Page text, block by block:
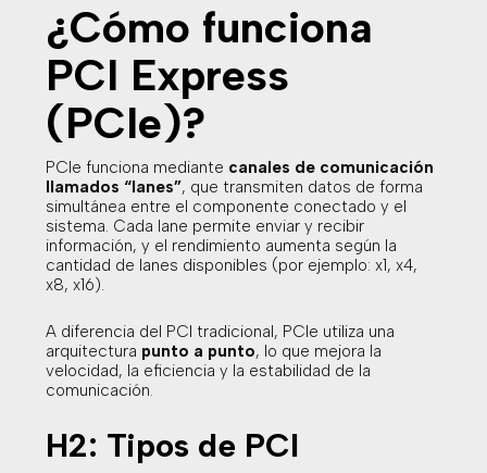
¿Cómo funciona
PCI Express
(PCIe)?
PCIe funciona mediante canales de comunicación
llamados “lanes”, que transmiten datos de forma
simultánea entre el componente conectado y el
sistema. Cada lane permite enviar y recibir
información, y el rendimiento aumenta según la
cantidad de lanes disponibles (por ejemplo: x1, x4,
x8, x16).
A diferencia del PCI tradicional, PCIe utiliza una
arquitectura punto a punto, lo que mejora la
velocidad, la eficiencia y la estabilidad de la
comunicación.
H2: Tipos de PCI